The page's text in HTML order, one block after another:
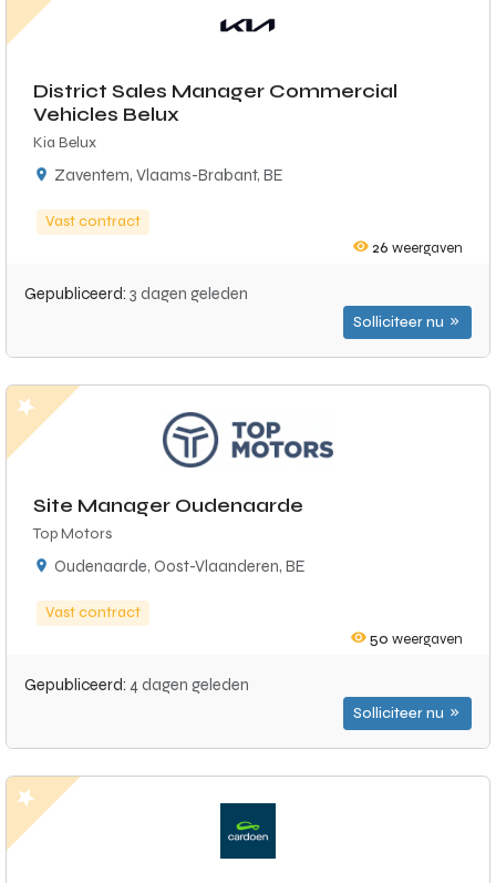
District Sales Manager Commercial
Vehicles Belux
Kia Belux
Zaventem, Vlaams-Brabant, BE
Vast contract
26 weergaven
Gepubliceerd: 3 dagen geleden
Solliciteer nu
Site Manager Oudenaarde
Top Motors
Oudenaarde, Oost-Vlaanderen, BE
Vast contract
50 weergaven
Gepubliceerd: 4 dagen geleden
Solliciteer nu